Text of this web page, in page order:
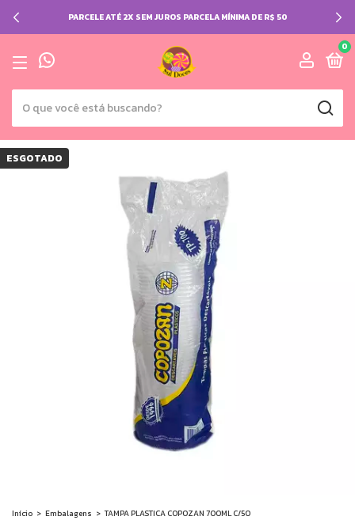
PARCELE ATÉ 2X SEM JUROS PARCELA MÍNIMA DE R$ 50
0
ESGOTADO
Início > Embalagens > TAMPA PLASTICA COPOZAN 700ML C/50